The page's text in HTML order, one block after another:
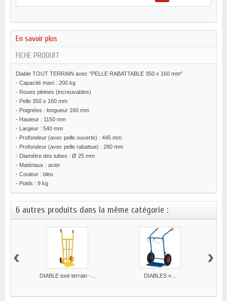
En savoir plus
FICHE PRODUIT
Diable TOUT TERRAIN avec "PELLE RABATTABLE 350 x 160 mm"
- Capacité maxi : 200 kg
- Roues pleines (increuvables)
- Pelle 350 x 160 mm
- Poignées : longueur 160 mm
- Hauteur : 1150 mm
- Largeur : 540 mm
- Profondeur (avec pelle ouverte) : 445 mm
- Profondeur (avec pelle rabattue) : 280 mm
- Diamètre des tubes : Ø 25 mm
- Matériaux : acier
- Couleur : bleu
- Poids : 9 kg
6 autres produits dans la même catégorie :
DIABLE tout-terrain -... DIABLES «...
‹ ›